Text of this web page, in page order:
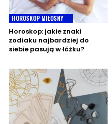
HOROSKOP MIŁOSNY
Horoskop: jakie znaki
zodiaku najbardziej do
siebie pasują w łóżku?